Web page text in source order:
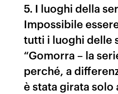
5. I luoghi della
Impossibile
tutti i luoghi delle
“Gomorra – la
perché, a
è stata girata solo